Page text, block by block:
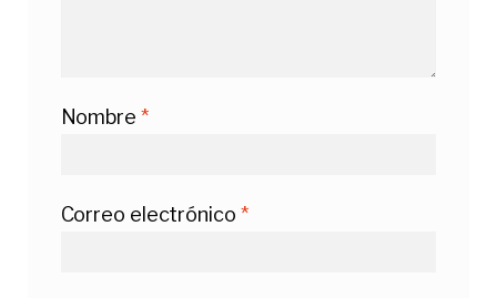
Nombre *
Correo electrónico *